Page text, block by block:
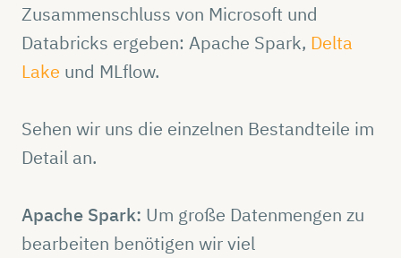
Zusammenschluss von Microsoft und
Databricks ergeben: Apache Spark, Delta
Lake und MLflow.
Sehen wir uns die einzelnen Bestandteile im
Detail an.
Apache Spark: Um große Datenmengen zu
bearbeiten benötigen wir viel